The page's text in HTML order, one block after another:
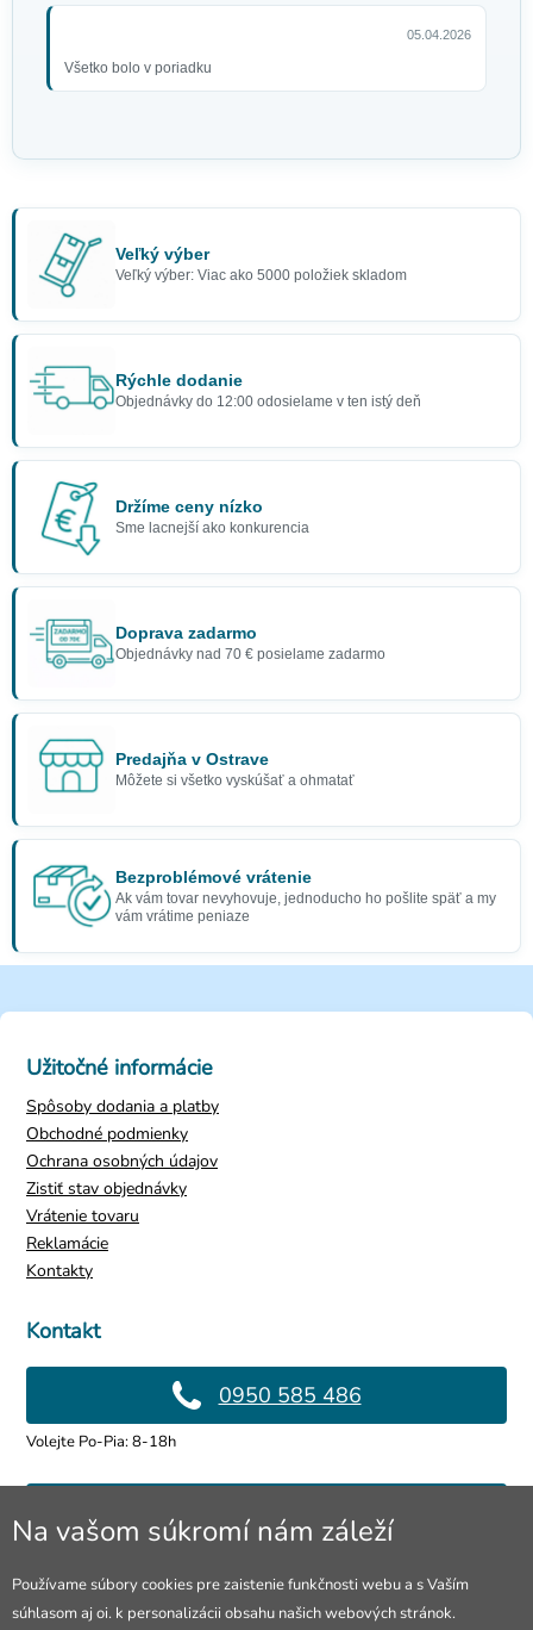
05.04.2026
Všetko bolo v poriadku
Veľký výber
Veľký výber: Viac ako 5000 položiek skladom
Rýchle dodanie
Objednávky do 12:00 odosielame v ten istý deň
Držíme ceny nízko
Sme lacnejší ako konkurencia
Doprava zadarmo
Objednávky nad 70 € posielame zadarmo
Predajňa v Ostrave
Môžete si všetko vyskúšať a ohmatať
Bezproblémové vrátenie
Ak vám tovar nevyhovuje, jednoducho ho pošlite späť a my
vám vrátime peniaze
Kontakt
0950 585 486
Volejte Po-Pia: 8-18h
info@4lol.cz
Užitočné informácie
Spôsoby dodania a platby
Obchodné podmienky
Ochrana osobných údajov
Zistiť stav objednávky
Vrátenie tovaru
Reklamácie
Kontakty
Na vašom súkromí nám záleží
Používame súbory cookies pre zaistenie funkčnosti webu a s Vaším
súhlasom aj oi. k personalizácii obsahu našich webových stránok.